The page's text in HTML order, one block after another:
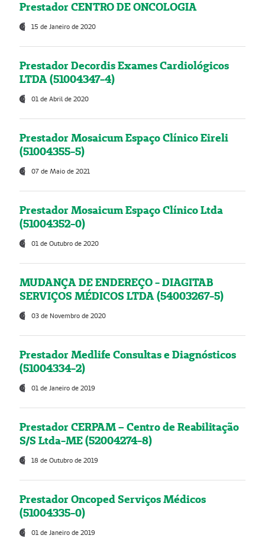
Prestador CENTRO DE ONCOLOGIA
15 de Janeiro de 2020
Prestador Decordis Exames Cardiológicos
LTDA (51004347-4)
01 de Abril de 2020
Prestador Mosaicum Espaço Clínico Eireli
(51004355-5)
07 de Maio de 2021
Prestador Mosaicum Espaço Clínico Ltda
(51004352-0)
01 de Outubro de 2020
MUDANÇA DE ENDEREÇO - DIAGITAB
SERVIÇOS MÉDICOS LTDA (54003267-5)
03 de Novembro de 2020
Prestador Medlife Consultas e Diagnósticos
(51004334-2)
01 de Janeiro de 2019
Prestador CERPAM – Centro de Reabilitação
S/S Ltda-ME (52004274-8)
18 de Outubro de 2019
Prestador Oncoped Serviços Médicos
(51004335-0)
01 de Janeiro de 2019